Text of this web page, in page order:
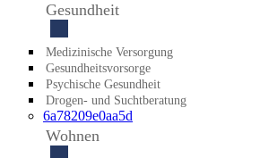
Gesundheit
Medizinische Versorgung
Gesundheitsvorsorge
Psychische Gesundheit
Drogen- und Suchtberatung
6a78209e0aa5d
Wohnen